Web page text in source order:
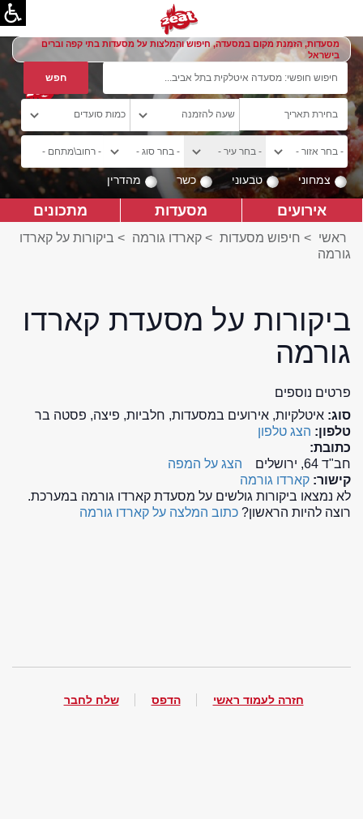
מסעדות, הזמנת מקום במסעדה, חיפוש והמלצות על מסעדות בתי קפה וברים
בישראל
צמחוני טבעוני כשר מהדרין
אירועים מסעדות מתכונים
ראשי > חיפוש מסעדות > קארדו גורמה > ביקורות על קארדו
גורמה
ביקורות על מסעדת קארדו
גורמה
פרטים נוספים
סוג: איטלקיות, אירועים במסעדות, חלביות, פיצה, פסטה בר
טלפון: הצג טלפון
כתובת:
חב"ד 64, ירושלים
הצג על המפה
קישור: קארדו גורמה
לא נמצאו ביקורות גולשים על מסעדת קארדו גורמה במערכת.
רוצה להיות הראשון? כתוב המלצה על קארדו גורמה
חזרה לעמוד ראשי הדפס שלח לחבר